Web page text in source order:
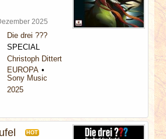
2025
Die drei ???
SPECIAL
Christoph Dittert
EUROPA
Sony Music
2025
HOT